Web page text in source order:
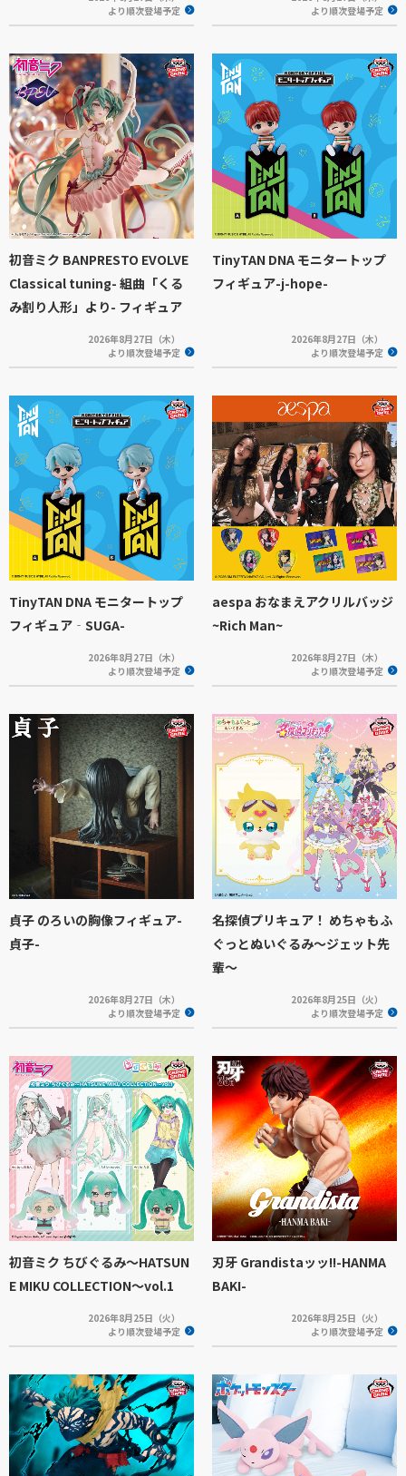
より順次登場予定
より順次登場予定
初音ミク BANPRESTO EVOLVE
Classical tuning- 組曲「くる
み割り人形」より- フィギュア
2026年8月27日（木）
より順次登場予定
TinyTAN DNA モニタートップ
フィギュア-j-hope-
2026年8月27日（木）
より順次登場予定
TinyTAN DNA モニタートップ
フィギュア‐SUGA-
2026年8月27日（木）
より順次登場予定
aespa おなまえアクリルバッジ
~Rich Man~
2026年8月27日（木）
より順次登場予定
貞子 のろいの胸像フィギュア-
貞子-
2026年8月27日（木）
より順次登場予定
名探偵プリキュア！ めちゃもふ
ぐっとぬいぐるみ～ジェット先
輩～
2026年8月25日（火）
より順次登場予定
初音ミク ちびぐるみ～HATSUN
E MIKU COLLECTION～vol.1
2026年8月25日（火）
より順次登場予定
刃牙 Grandistaッッ!!-HANMA
BAKI-
2026年8月25日（火）
より順次登場予定